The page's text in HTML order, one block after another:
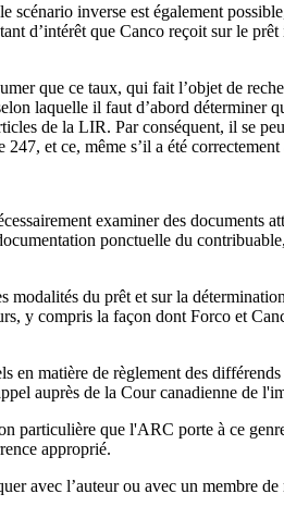
inverse est également
d’intérêt que Canco reçoit sur le
que ce taux, qui fait l’objet de
laquelle il faut d’abord déterminer
de la LIR. Par conséquent, il se
et ce, même s’il a été
examiner des documents
ponctuelle du
du prêt et sur la
y compris la façon dont Forco et
matière de règlement des
auprès de la Cour canadienne de
particulière que l'ARC porte à ce
approprié.
avec l’auteur ou avec un membre